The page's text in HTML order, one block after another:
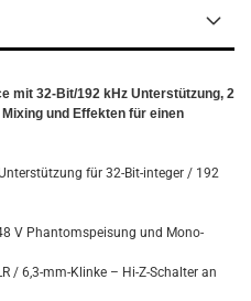
mit 32-Bit/192 kHz Unterstützung, 2
und Effekten für einen
für 32-Bit-integer / 192
V Phantomspeisung und Mono-
/ 6,3-mm-Klinke – Hi-Z-Schalter an